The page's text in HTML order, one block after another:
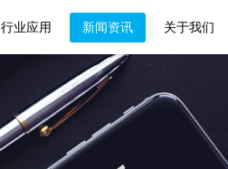
行业应用 新闻资讯 关于我们